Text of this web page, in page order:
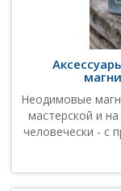
Неодимовые
мастерской и
человечески - с